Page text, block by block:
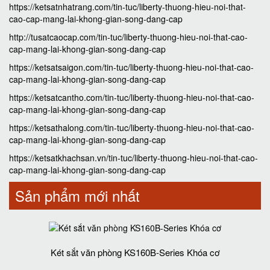
https://ketsatnhatrang.com/tin-tuc/liberty-thuong-hieu-noi-that-
cao-cap-mang-lai-khong-gian-song-dang-cap
http://tusatcaocap.com/tin-tuc/liberty-thuong-hieu-noi-that-cao-
cap-mang-lai-khong-gian-song-dang-cap
https://ketsatsaigon.com/tin-tuc/liberty-thuong-hieu-noi-that-cao-
cap-mang-lai-khong-gian-song-dang-cap
https://ketsatcantho.com/tin-tuc/liberty-thuong-hieu-noi-that-cao-
cap-mang-lai-khong-gian-song-dang-cap
https://ketsathalong.com/tin-tuc/liberty-thuong-hieu-noi-that-cao-
cap-mang-lai-khong-gian-song-dang-cap
https://ketsatkhachsan.vn/tin-tuc/liberty-thuong-hieu-noi-that-cao-
cap-mang-lai-khong-gian-song-dang-cap
Sản phẩm mới nhất
Két sắt văn phòng KS160B-Series Khóa cơ